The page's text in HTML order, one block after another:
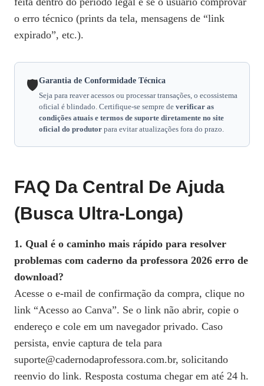
o erro técnico (prints da tela, mensagens de “link
expirado”, etc.).
🛡️Garantia de Conformidade Técnica
Seja para reaver acessos ou processar transações, o ecossistema
oficial é blindado. Certifique‑se sempre de verificar as
condições atuais e termos de suporte diretamente no site
oficial do produtor para evitar atualizações fora do prazo.
FAQ Da Central De Ajuda
(Busca Ultra‑Longa)
1. Qual é o caminho mais rápido para resolver
problemas com caderno da professora 2026 erro de
download?
Acesse o e‑mail de confirmação da compra, clique no
link “Acesso ao Canva”. Se o link não abrir, copie o
endereço e cole em um navegador privado. Caso
persista, envie captura de tela para
suporte@cadernodaprofessora.com.br, solicitando
reenvio do link. Resposta costuma chegar em até 24 h.